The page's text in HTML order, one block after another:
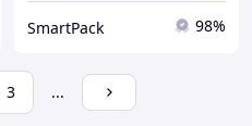
SmartPack 98%
3 ...